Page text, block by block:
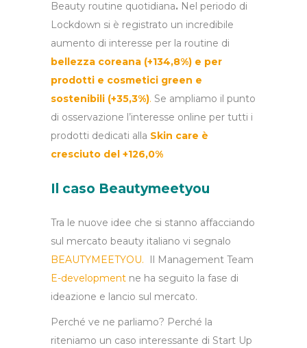
Beauty routine quotidiana. Nel periodo di
Lockdown si è registrato un incredibile
aumento di interesse per la routine di
bellezza coreana (+134,8%) e per
prodotti e cosmetici green e
sostenibili (+35,3%). Se ampliamo il punto
di osservazione l’interesse online per tutti i
prodotti dedicati alla Skin care è
cresciuto del +126,0%
Il caso Beautymeetyou
Tra le nuove idee che si stanno affacciando
sul mercato beauty italiano vi segnalo
BEAUTYMEETYOU.
Il Management Team
E-development ne ha seguito la fase di
ideazione e lancio sul mercato.
Perché ve ne parliamo? Perché la
riteniamo un caso interessante di Start Up